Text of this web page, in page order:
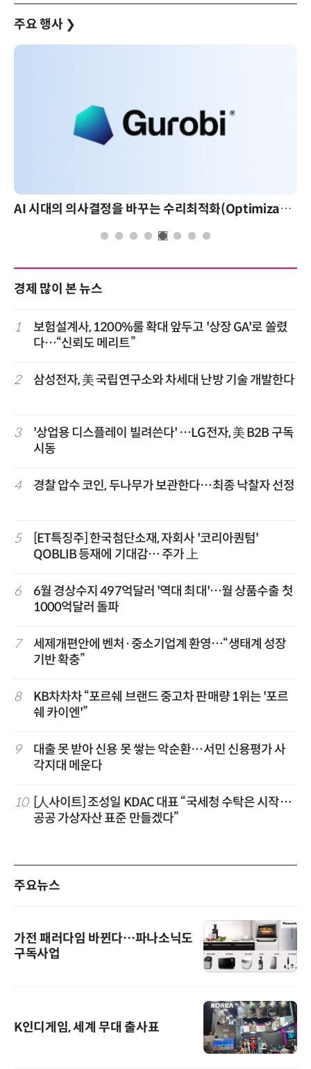
주요 행사 ❯
AI 시대의 의사결정을 바꾸는 수리최적화(Optimization): 실제 산업 적용 사례와 활용 전략
경제 많이 본 뉴스
1
보험설계사, 1200%룰 확대 앞두고 '상장 GA'로 쏠렸
다…“신뢰도 메리트”
2 삼성전자, 美 국립연구소와 차세대 난방 기술 개발한다
3
'상업용 디스플레이 빌려쓴다' …LG전자, 美 B2B 구독
시동
4 경찰 압수 코인, 두나무가 보관한다…최종 낙찰자 선정
5
[ET특징주] 한국첨단소재, 자회사 '코리아퀀텀'
QOBLIB 등재에 기대감… 주가 上
6
6월 경상수지 497억달러 '역대 최대'…월 상품수출 첫
1000억달러 돌파
7
세제개편안에 벤처·중소기업계 환영…“생태계 성장
기반 확충”
8
KB차차차 “포르쉐 브랜드 중고차 판매량 1위는 '포르
쉐 카이엔'”
9
대출 못 받아 신용 못 쌓는 악순환…서민 신용평가 사
각지대 메운다
10 [人사이트] 조성일 KDAC 대표 “국세청 수탁은 시작…
공공 가상자산 표준 만들겠다”
주요뉴스
가전 패러다임 바뀐다…파나소닉도
구독사업
K인디게임, 세계 무대 출사표